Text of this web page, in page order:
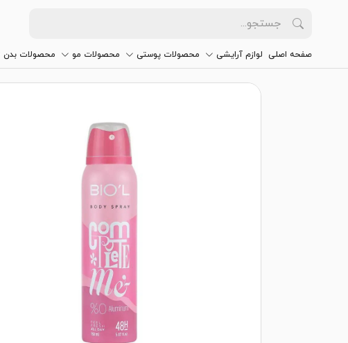
صفحه اصلی لوازم آرایشی محصولات پوستی محصولات مو محصولات بدن